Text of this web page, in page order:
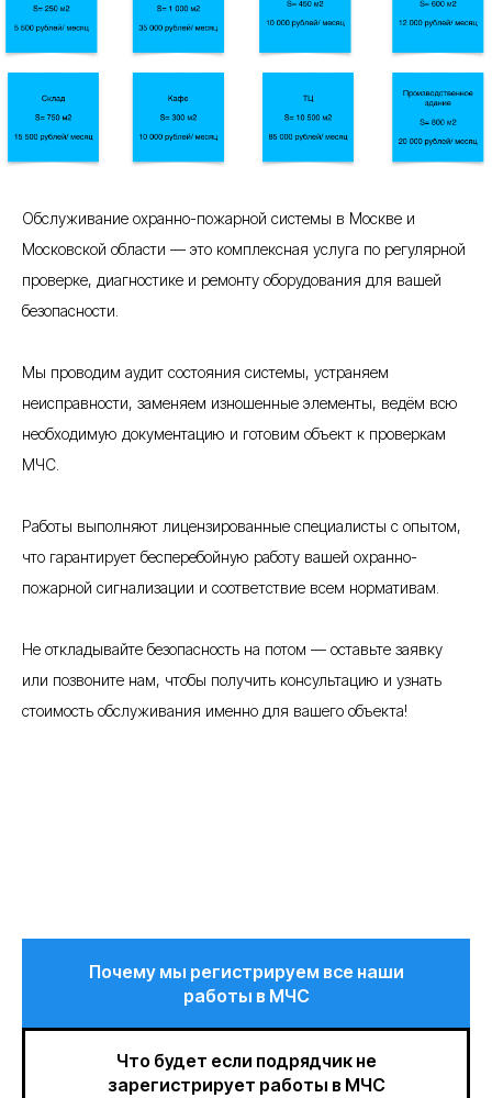
Обслуживание охранно-пожарной системы в Москве и
Московской области — это комплексная услуга по регулярной
проверке, диагностике и ремонту оборудования для вашей
безопасности.
Мы проводим аудит состояния системы, устраняем
неисправности, заменяем изношенные элементы, ведём всю
необходимую документацию и готовим объект к проверкам
МЧС.
Работы выполняют лицензированные специалисты с опытом,
что гарантирует бесперебойную работу вашей охранно-
пожарной сигнализации и соответствие всем нормативам.
Не откладывайте безопасность на потом — оставьте заявку
или позвоните нам, чтобы получить консультацию и узнать
стоимость обслуживания именно для вашего объекта!
Почему мы регистрируем все наши
работы в МЧС
Что будет если подрядчик не
зарегистрирует работы в МЧС